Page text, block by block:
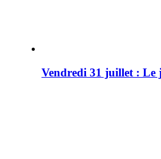
Vendredi 31 juillet : Le